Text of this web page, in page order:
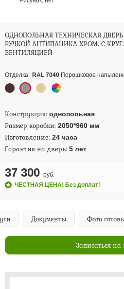
ОДНОПОЛЬНАЯ ТЕХНИЧЕСКАЯ ДВЕРЬ
РУЧКОЙ АНТИПАНИКА ХРОМ, С
ВЕНТИЛЯЦИЕЙ
Отделка: RAL 7040 Порошковое
Конструкция: однопольная
Размер коробки: 2050*960 мм
Изготовление: 24 часа
Гарантия на дверь: 5 лет
37 300 руб.
ЧЕСТНАЯ ЦЕНА! Без доплат!
Документы Фото готовых
Записаться на